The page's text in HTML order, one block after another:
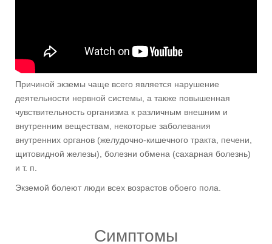
Причиной экземы чаще всего является нарушение
деятельности нервной системы, а также повышенная
чувствительность организма к различным внешним и
внутренним веществам, некоторые заболевания
внутренних органов (желудочно-кишечного тракта, печени,
щитовидной железы), болезни обмена (сахарная болезнь)
и т. п.
Экземой болеют люди всех возрастов обоего пола.
Симптомы